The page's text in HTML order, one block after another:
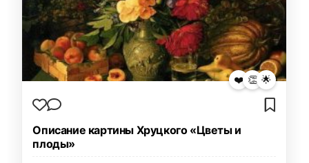
❤️ 👏 🌟
Описание картины Хруцкого «Цветы и
плоды»